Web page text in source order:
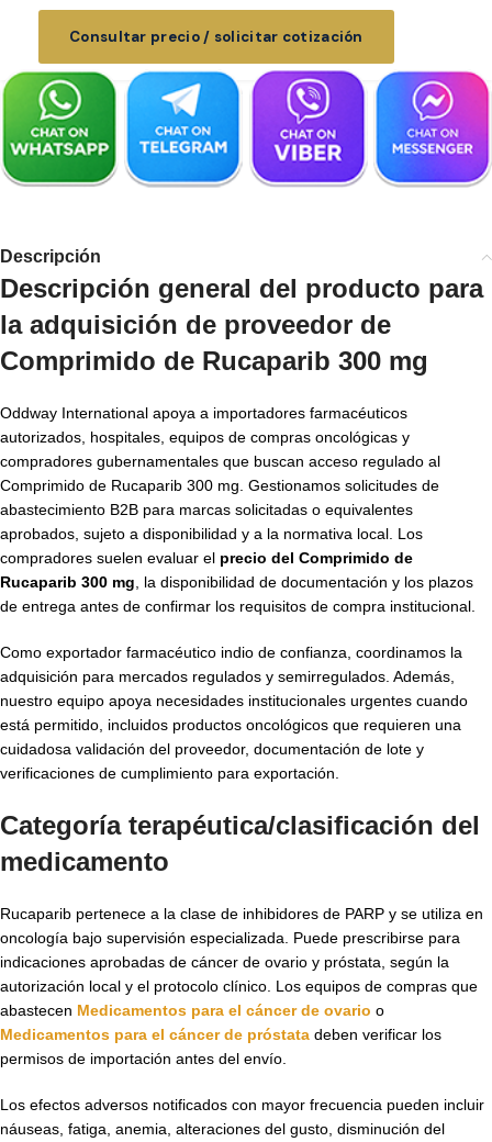
Consultar precio / solicitar cotización
Descripción
Descripción general del producto para
la adquisición de proveedor de
Comprimido de Rucaparib 300 mg
Oddway International apoya a importadores farmacéuticos
autorizados, hospitales, equipos de compras oncológicas y
compradores gubernamentales que buscan acceso regulado al
Comprimido de Rucaparib 300 mg. Gestionamos solicitudes de
abastecimiento B2B para marcas solicitadas o equivalentes
aprobados, sujeto a disponibilidad y a la normativa local. Los
compradores suelen evaluar el precio del Comprimido de
Rucaparib 300 mg , la disponibilidad de documentación y los plazos
de entrega antes de confirmar los requisitos de compra institucional.
Como exportador farmacéutico indio de confianza, coordinamos la
adquisición para mercados regulados y semirregulados. Además,
nuestro equipo apoya necesidades institucionales urgentes cuando
está permitido, incluidos productos oncológicos que requieren una
cuidadosa validación del proveedor, documentación de lote y
verificaciones de cumplimiento para exportación.
Categoría terapéutica/clasificación del
medicamento
Rucaparib pertenece a la clase de inhibidores de PARP y se utiliza en
oncología bajo supervisión especializada. Puede prescribirse para
indicaciones aprobadas de cáncer de ovario y próstata, según la
autorización local y el protocolo clínico. Los equipos de compras que
abastecen Medicamentos para el cáncer de ovario o
Medicamentos para el cáncer de próstata deben verificar los
permisos de importación antes del envío.
Los efectos adversos notificados con mayor frecuencia pueden incluir
náuseas, fatiga, anemia, alteraciones del gusto, disminución del